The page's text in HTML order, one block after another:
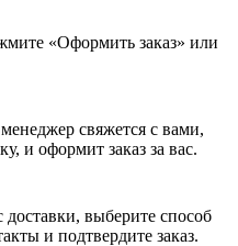
«Оформить заказ» или
свяжется с вами,
и оформит заказ за вас.
выберите способ
и подтвердите заказ.